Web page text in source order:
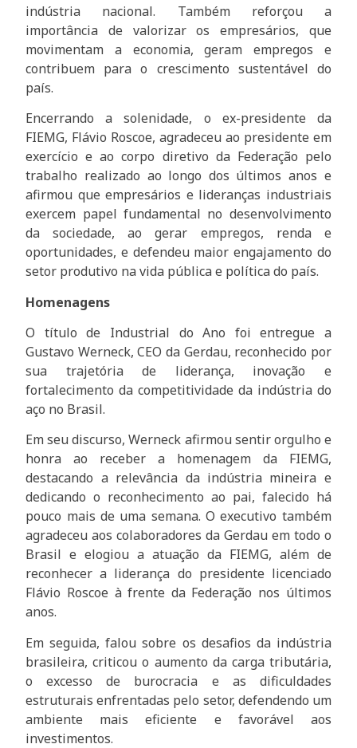
indústria nacional. Também reforçou a
importância de valorizar os empresários, que
movimentam a economia, geram empregos e
contribuem para o crescimento sustentável do
país.
Encerrando a solenidade, o ex-presidente da
FIEMG, Flávio Roscoe, agradeceu ao presidente em
exercício e ao corpo diretivo da Federação pelo
trabalho realizado ao longo dos últimos anos e
afirmou que empresários e lideranças industriais
exercem papel fundamental no desenvolvimento
da sociedade, ao gerar empregos, renda e
oportunidades, e defendeu maior engajamento do
setor produtivo na vida pública e política do país.
Homenagens
O título de Industrial do Ano foi entregue a
Gustavo Werneck, CEO da Gerdau, reconhecido por
sua trajetória de liderança, inovação e
fortalecimento da competitividade da indústria do
aço no Brasil.
Em seu discurso, Werneck afirmou sentir orgulho e
honra ao receber a homenagem da FIEMG,
destacando a relevância da indústria mineira e
dedicando o reconhecimento ao pai, falecido há
pouco mais de uma semana. O executivo também
agradeceu aos colaboradores da Gerdau em todo o
Brasil e elogiou a atuação da FIEMG, além de
reconhecer a liderança do presidente licenciado
Flávio Roscoe à frente da Federação nos últimos
anos.
Em seguida, falou sobre os desafios da indústria
brasileira, criticou o aumento da carga tributária,
o excesso de burocracia e as dificuldades
estruturais enfrentadas pelo setor, defendendo um
ambiente mais eficiente e favorável aos
investimentos.